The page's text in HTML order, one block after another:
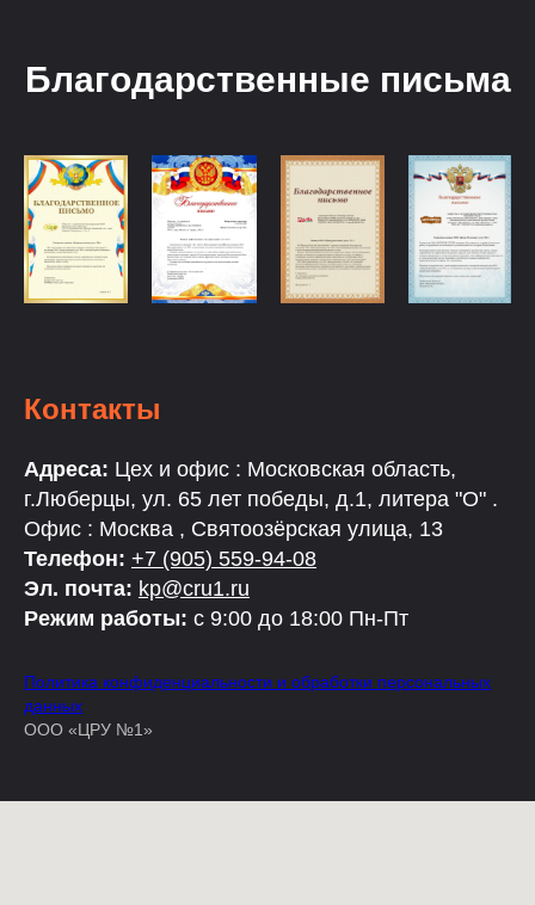
Благодарственные письма
Контакты
Адреса: Цех и офис : Московская область,
г.Люберцы, ул. 65 лет победы, д.1, литера "О" .
Офис : Москва , Святоозёрская улица, 13
Телефон: +7 (905) 559-94-08
Эл. почта: kp@cru1.ru
Режим работы: с 9:00 до 18:00 Пн-Пт
Политика конфиденциальности и обработки персональных
данных
ООО «ЦРУ №1»